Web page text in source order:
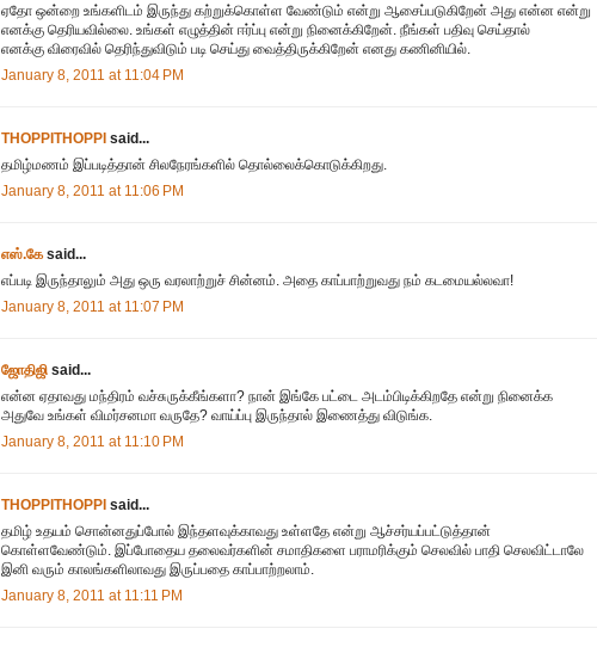
ஏதோ ஒன்றை உங்களிடம் இருந்து கற்றுக்கொள்ள வேண்டும் என்று ஆசைப்படுகிறேன் அது என்ன என்று
எனக்கு தெரியவில்லை. உங்கள் எழுத்தின் ஈர்ப்பு என்று நினைக்கிறேன். நீங்கள் பதிவு செய்தால்
எனக்கு விரைவில் தெரிந்துவிடும் படி செய்து வைத்திருக்கிறேன் எனது கணினியில்.
January 8, 2011 at 11:04 PM
THOPPITHOPPI said...
தமிழ்மணம் இப்படித்தான் சிலநேரங்களில் தொல்லைக்கொடுக்கிறது.
January 8, 2011 at 11:06 PM
எஸ்.கேsaid...
எப்படி இருந்தாலும் அது ஒரு வரலாற்றுச் சின்னம். அதை காப்பாற்றுவது நம் கடமையல்லவா!
January 8, 2011 at 11:07 PM
ஜோதிஜி said...
என்ன ஏதாவது மந்திரம் வச்சுருக்கீங்களா? நான் இங்கே பட்டை அடம்பிடிக்கிறதே என்று நினைக்க
அதுவே உங்கள் விமர்சனமா வருதே? வாய்ப்பு இருந்தால் இணைத்து விடுங்க.
January 8, 2011 at 11:10 PM
THOPPITHOPPI said...
தமிழ் உதயம் சொன்னதுப்போல் இந்தளவுக்காவது உள்ளதே என்று ஆச்சர்யப்பட்டுத்தான்
கொள்ளவேண்டும். இப்போதைய தலைவர்களின் சமாதிகளை பராமரிக்கும் செலவில் பாதி செலவிட்டாலே
இனி வரும் காலங்களிலாவது இருப்பதை காப்பாற்றலாம்.
January 8, 2011 at 11:11 PM